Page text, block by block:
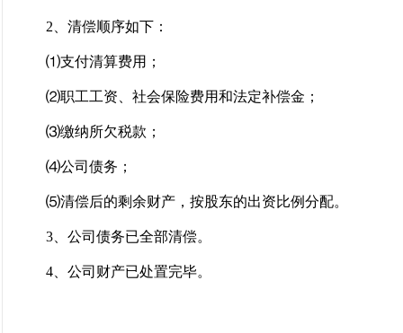
2、清偿顺序如下：
⑴支付清算费用；
⑵职工工资、社会保险费用和法定补偿金；
⑶缴纳所欠税款；
⑷公司债务；
⑸清偿后的剩余财产，按股东的出资比例分配。
3、公司债务已全部清偿。
4、公司财产已处置完毕。